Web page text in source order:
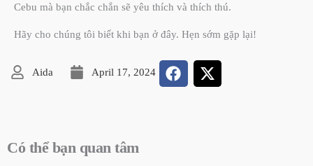
Cebu mà bạn chắc chắn sẽ yêu thích và thích thú.
Hãy cho chúng tôi biết khi bạn ở đây. Hẹn sớm gặp lại!
Aida April 17, 2024
Có thể bạn quan tâm